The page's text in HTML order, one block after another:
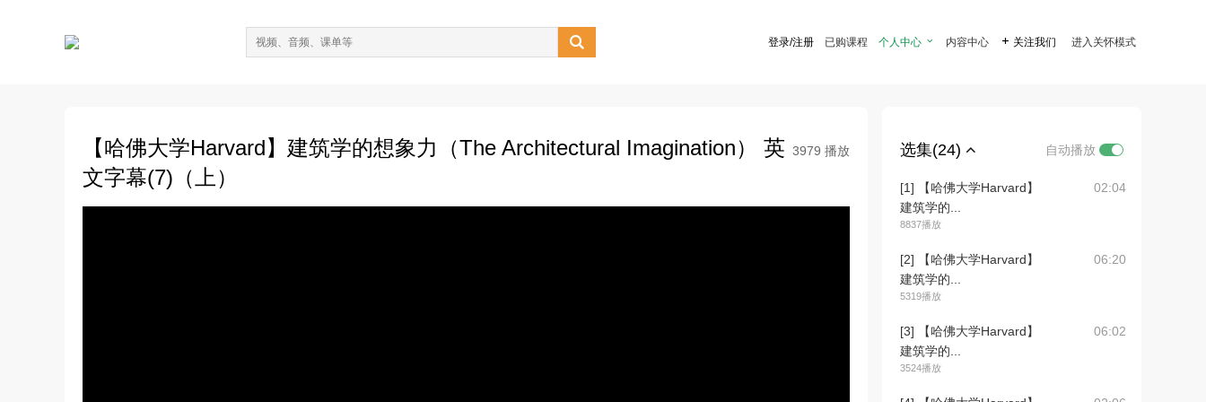
 登录/注册 已购课程 个人中心  内容中心  关注我们 进入关怀模式
【哈佛大学Harvard】建筑学的想象力（The Architectural Imagination） 英
文字幕(7)（上）
3979 播放 选集(24) 自动播放
[1] 【哈佛大学Harvard】
建筑学的...
8837播放
02:04
[2] 【哈佛大学Harvard】
建筑学的...
5319播放
06:20
[3] 【哈佛大学Harvard】
建筑学的...
3524播放
06:02